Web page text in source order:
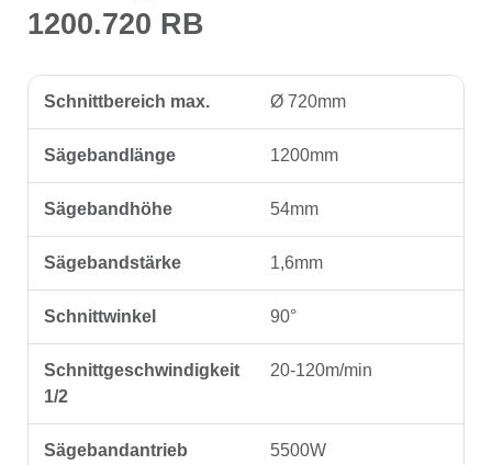
1200.720 RB
Schnittbereich max. Ø 720mm
Sägebandlänge 1200mm
Sägebandhöhe 54mm
Sägebandstärke 1,6mm
Schnittwinkel 90°
Schnittgeschwindigkeit
1/2
20-120m/min
Sägebandantrieb
5500W